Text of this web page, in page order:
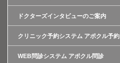
ドクターズインタビューのご案内
クリニック予約システム アポクル予約
WEB問診システム アポクル問診